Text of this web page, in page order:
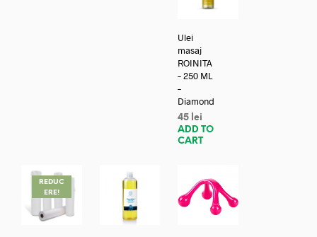
Ulei
masaj
ROINITA
– 250 ML
–
Diamond
45 lei
ADD TO
CART
REDUC
ERE!